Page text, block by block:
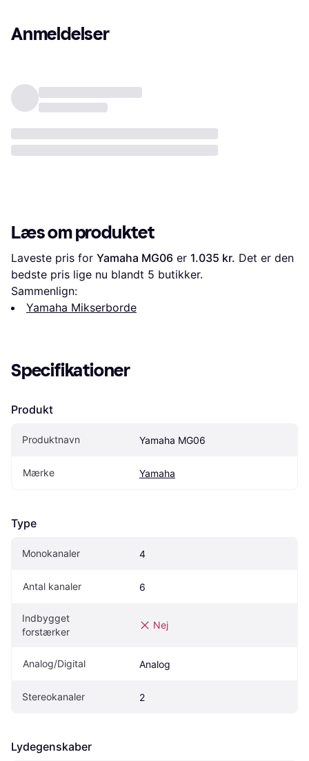
Anmeldelser
Læs om produktet
Laveste pris for Yamaha MG06 er 1.035 kr. Det er den
bedste pris lige nu blandt 5 butikker.
Sammenlign:
Yamaha Mikserborde
Specifikationer
Produkt
Produktnavn Yamaha MG06
Mærke Yamaha
Type
Monokanaler 4
Antal kanaler 6
Indbygget
forstærker
Nej
Analog/Digital Analog
Stereokanaler 2
Lydegenskaber